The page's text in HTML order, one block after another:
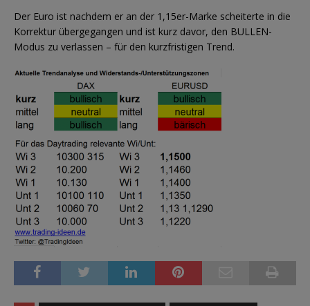
Der Euro ist nachdem er an der 1,15er-Marke scheiterte in die
Korrektur übergegangen und ist kurz davor, den BULLEN-
Modus zu verlassen – für den kurzfristigen Trend.